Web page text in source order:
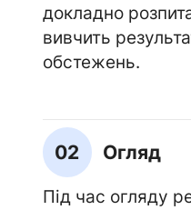
докладно
вивчить
обстежень.
02 Огляд
Під час огляду